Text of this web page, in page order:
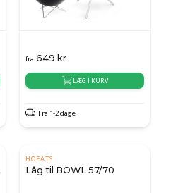
fra 649 kr
LÆG I KURV
Fra 1-2 dage
HÖFATS
Låg til BOWL 57/70